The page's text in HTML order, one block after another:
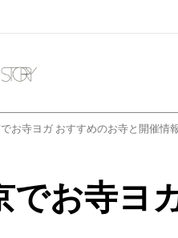
お寺ヨガ おすすめのお寺と開催情
でお寺ヨ